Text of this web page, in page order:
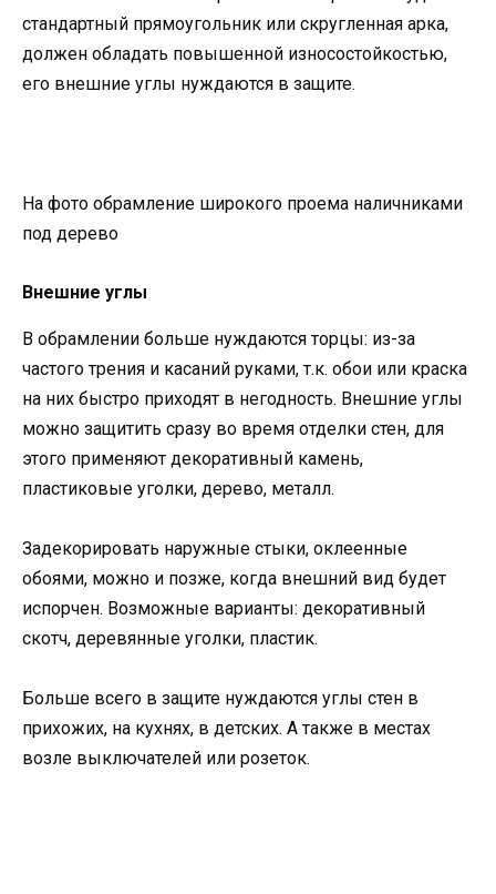
стандартный прямоугольник или скругленная арка,
должен обладать повышенной износостойкостью,
его внешние углы нуждаются в защите.
На фото обрамление широкого проема наличниками
под дерево
Внешние углы
В обрамлении больше нуждаются торцы: из-за
частого трения и касаний руками, т.к. обои или краска
на них быстро приходят в негодность. Внешние углы
можно защитить сразу во время отделки стен, для
этого применяют декоративный камень,
пластиковые уголки, дерево, металл.
Задекорировать наружные стыки, оклеенные
обоями, можно и позже, когда внешний вид будет
испорчен. Возможные варианты: декоративный
скотч, деревянные уголки, пластик.
Больше всего в защите нуждаются углы стен в
прихожих, на кухнях, в детских. А также в местах
возле выключателей или розеток.